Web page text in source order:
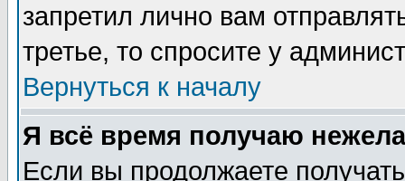
запретил лично вам
третье, то спросите у
Вернуться к началу
Я всё время получаю
Если вы продолжаете